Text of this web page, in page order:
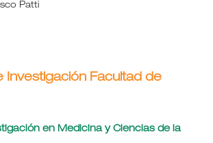
Patti
Investigación Facultad de
en Medicina y Ciencias de la